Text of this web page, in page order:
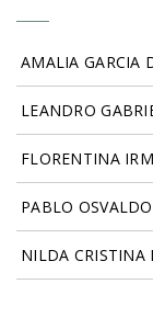
AMALIA GARCIA
LEANDRO
FLORENTINA
PABLO
NILDA CRISTINA